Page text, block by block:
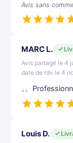
Avis sans
MARC L.
Avis partagé le 4
date de rdv le 4
Louis D.